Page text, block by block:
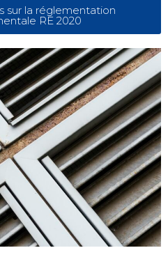
sur la réglementation
RE 2020